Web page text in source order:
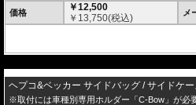
価格
￥12,500
￥ 13,750(税込) メ
ヘプコ&ベッカー サイドバッグ / サイドケー
※取付には車種別専用ホルダー「C-Bow」が必